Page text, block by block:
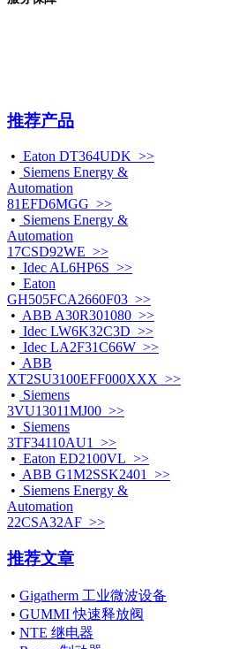
推荐产品
• Eaton DT364UDK >>
• Siemens Energy &
Automation
81EFD6MGG >>
• Siemens Energy &
Automation
17CSD92WE >>
• Idec AL6HP6S >>
• Eaton
GH505FCA2660F03 >>
• ABB A30R301080 >>
• Idec LW6K32C3D >>
• Idec LA2F31C66W >>
• ABB
XT2SU3100EFF000XXX >>
• Siemens
3VU13011MJ00 >>
• Siemens
3TF34110AU1 >>
• Eaton ED2100VL >>
• ABB G1M2SSK2401 >>
• Siemens Energy &
Automation
22CSA32AF >>
推荐文章
• Gigatherm 工业微波设备
• GUMMI 快速释放阀
• NTE 继电器